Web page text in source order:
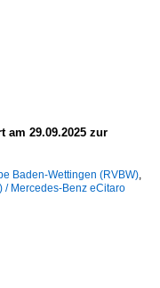
am 29.09.2025 zur
Baden-Wettingen (RVBW),
/ Mercedes-Benz eCitaro